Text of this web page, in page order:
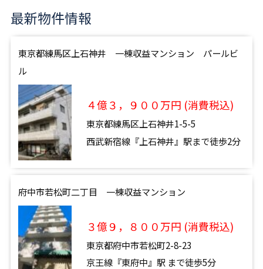
最新物件情報
東京都練馬区上石神井 一棟収益マンション パールビ
ル
４億３，９００万円 (消費税込)
東京都練馬区上石神井1-5-5
西武新宿線『上石神井』駅まで徒歩2分
府中市若松町二丁目 一棟収益マンション
３億９，８００万円 (消費税込)
東京都府中市若松町2-8-23
京王線『東府中』駅 まで徒歩5分